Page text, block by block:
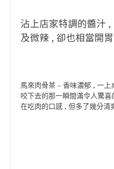
沾上店家特調的醬汁
及微辣 , 卻也相當開胃
馬來肉骨茶 – 香味濃郁 , 一
咬下去的那一瞬間滿令人驚
在吃肉的口感 , 但多了幾分清